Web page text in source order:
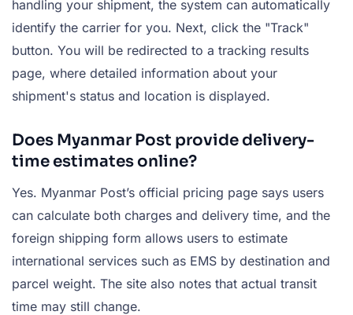
handling your shipment, the system can automatically
identify the carrier for you. Next, click the "Track"
button. You will be redirected to a tracking results
page, where detailed information about your
shipment's status and location is displayed.
Does Myanmar Post provide delivery-
time estimates online?
Yes. Myanmar Post’s official pricing page says users
can calculate both charges and delivery time, and the
foreign shipping form allows users to estimate
international services such as EMS by destination and
parcel weight. The site also notes that actual transit
time may still change.